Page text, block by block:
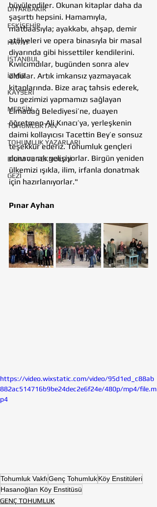
DİYARBAKIR
ESKİŞEHİR
HATAY
İSTANBUL
İZMİR
KAYSERİ
MERSİN
TOHUMLUKTAN
TOHUMLUK YAZARLARI
BİLİM VE TEKNOLOJİ
GEZİ
büyülendiler. Okunan kitaplar daha da
şaşırttı hepsini. Hamamıyla,
matbaasıyla; ayakkabı, ahşap, demir
atölyeleri ve opera binasıyla bir masal
diyarında gibi hissettiler kendilerini.
Kıvılcımdılar, bugünden sonra alev
oldular. Artık imkansız yazmayacak
kitaplarında. Bize araç tahsis ederek,
bu gezimizi yapmamızı sağlayan
Elmadağ Belediyesi’ne, duayen
öğretmen Ali Kınacı’ya, yerleşkenin
daimi kollayıcısı Tacettin Bey’e sonsuz
teşekkür ederiz. Tohumluk gençleri
donanarak gelişiyorlar. Birgün yeniden
ülkemizi ışıkla, ilim, irfanla donatmak
için hazırlanıyorlar."
Pınar Ayhan
https://video.wixstatic.com/video/95d1ed_c88ab
882ac514716b9be24dec2e6f24e/480p/mp4/file.m
p4
Tohumluk VakfıGenç TohumlukKöy Enstitüleri
Hasanoğlan Köy Enstitüsü
GENÇ TOHUMLUK